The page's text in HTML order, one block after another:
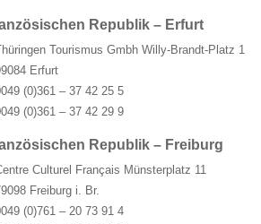
Republik – Erfurt
Tourismus Gmbh Willy-Brandt-Platz 1
Erfurt
(0)361 – 37 42 25 5
(0)361 – 37 42 29 9
Republik – Freiburg
Culturel Français Münsterplatz 11
Freiburg i. Br.
(0)761 – 20 73 91 4